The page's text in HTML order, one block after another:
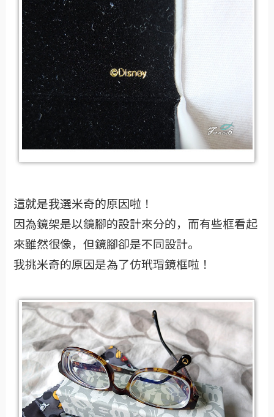
這就是我選米奇的原因啦！
因為鏡架是以鏡腳的設計來分的，而有些框看起
來雖然很像，但鏡腳卻是不同設計。
我挑米奇的原因是為了仿玳瑁鏡框啦！